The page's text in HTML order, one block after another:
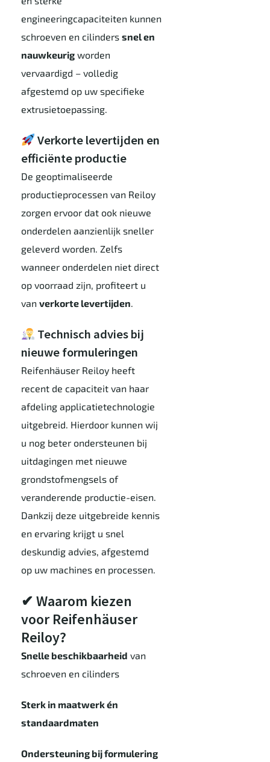
engineeringcapaciteiten kunnen
schroeven en cilinders snel en
nauwkeurig worden
vervaardigd – volledig
afgestemd op uw specifieke
extrusietoepassing.
Verkorte levertijden en
efficiënte productie
De geoptimaliseerde
productieprocessen van Reiloy
zorgen ervoor dat ook nieuwe
onderdelen aanzienlijk sneller
geleverd worden. Zelfs
wanneer onderdelen niet direct
op voorraad zijn, profiteert u
van verkorte levertijden.
Technisch advies bij
nieuwe formuleringen
Reifenhäuser Reiloy heeft
recent de capaciteit van haar
afdeling applicatietechnologie
uitgebreid. Hierdoor kunnen wij
u nog beter ondersteunen bij
uitdagingen met nieuwe
grondstofmengsels of
veranderende productie-eisen.
Dankzij deze uitgebreide kennis
en ervaring krijgt u snel
deskundig advies, afgestemd
op uw machines en processen.
✔ Waarom kiezen
voor Reifenhäuser
Reiloy?
Snelle beschikbaarheid van
schroeven en cilinders
Sterk in maatwerk én
standaardmaten
Ondersteuning bij formulering